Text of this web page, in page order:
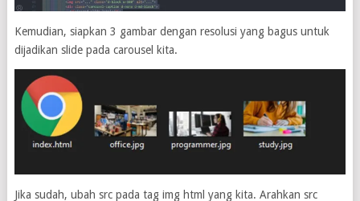
Kemudian, siapkan 3 gambar dengan resolusi yang bagus untuk
dijadikan slide pada carousel kita.
Jika sudah, ubah src pada tag img html yang kita. Arahkan src